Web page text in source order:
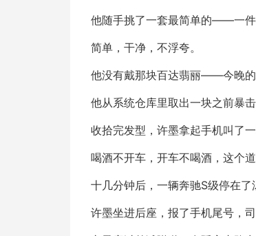
他随手挑了一套最简单的——一件
简单，干净，不浮夸。
他没有戴那块百达翡丽——今晚的
他从系统仓库里取出一块之前暴
收拾完发型，许墨拿起手机叫了一
喝酒不开车，开车不喝酒，这个
十几分钟后，一辆奔驰S级停在了
许墨坐进后座，报了手机尾号，